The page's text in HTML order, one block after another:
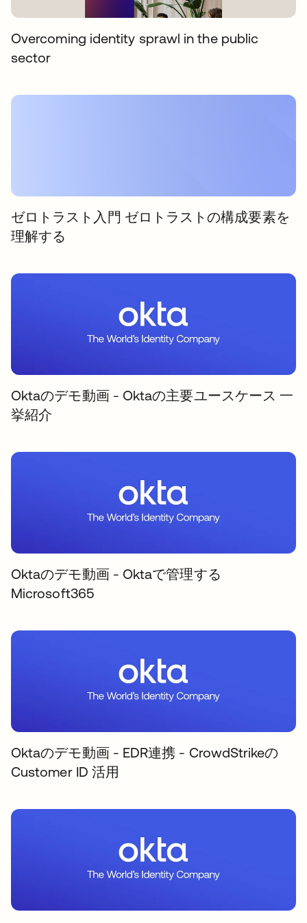
Overcoming identity sprawl in the public
sector
ゼロトラスト入門 ゼロトラストの構成要素を
理解する
Oktaのデモ動画 - Oktaの主要ユースケース 一
挙紹介
Oktaのデモ動画 - Oktaで管理する
Microsoft365
Oktaのデモ動画 - EDR連携 - CrowdStrikeの
Customer ID 活用